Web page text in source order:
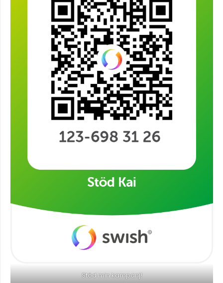
Stöd min kampanj!